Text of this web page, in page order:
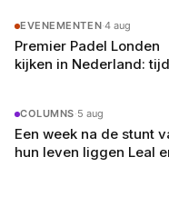
EVENEMENTEN·4 aug
Premier Padel Londen
kijken in Nederland:
COLUMNS·5 aug
Een week na de stunt
hun leven liggen Leal